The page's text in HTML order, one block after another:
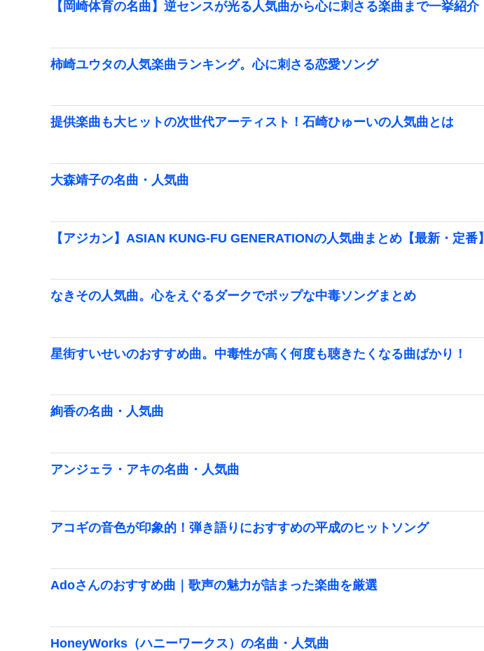
【岡崎体育の名曲】逆センスが光る人気曲から心に刺さる楽曲まで一挙紹介
柿崎ユウタの人気楽曲ランキング。心に刺さる恋愛ソング
提供楽曲も大ヒットの次世代アーティスト！石崎ひゅーいの人気曲とは
大森靖子の名曲・人気曲
【アジカン】ASIAN KUNG-FU GENERATIONの人気曲まとめ【最新・定番】
なきその人気曲。心をえぐるダークでポップな中毒ソングまとめ
星街すいせいのおすすめ曲。中毒性が高く何度も聴きたくなる曲ばかり！
絢香の名曲・人気曲
アンジェラ・アキの名曲・人気曲
アコギの音色が印象的！弾き語りにおすすめの平成のヒットソング
Adoさんのおすすめ曲｜歌声の魅力が詰まった楽曲を厳選
HoneyWorks（ハニーワークス）の名曲・人気曲